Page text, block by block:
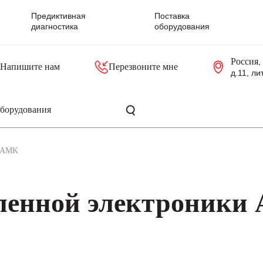
Предиктивная
диагностика
Поставка
оборудования
Напишите нам Перезвоните мне
Россия,
д.11,
AMK
электроники